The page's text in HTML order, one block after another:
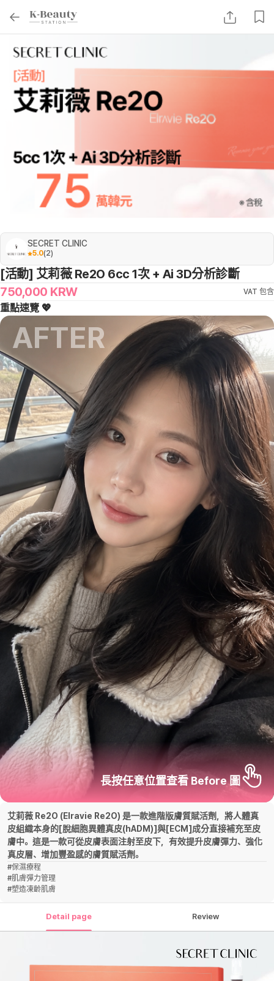
SECRET CLINIC
5.0(2)
[活動] 艾莉薇 Re2O 6cc 1次 + Ai 3D分析診斷
750,000 KRW VAT 包含
重點速覽 💖
長按任意位置查看 Before 圖
AFTER
艾莉薇 Re2O (Elravie Re2O) 是一款進階版膚質賦活劑，將人體真
皮組織本身的[脫細胞異體真皮(hADM)]與[ECM]成分直接補充至皮
膚中。這是一款可從皮膚表面注射至皮下，有效提升皮膚彈力、強化
真皮層、增加豐盈感的膚質賦活劑。
#保濕療程
#肌膚彈力管理
#塑造凍齡肌膚
Detail page Review